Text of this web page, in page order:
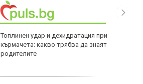
Топлинен удар и дехидратация при
кърмачета: какво трябва да знаят
родителите